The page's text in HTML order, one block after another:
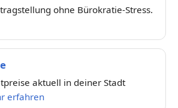
ohne Bürokratie-Stress.
aktuell in deiner Stadt
erfahren